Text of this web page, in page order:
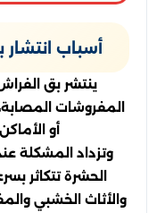
أسباب
ينتشر بق
المفروشات
أو
وتزداد المشكلة
الحشرة تتكاثر
والأثاث الخشبي